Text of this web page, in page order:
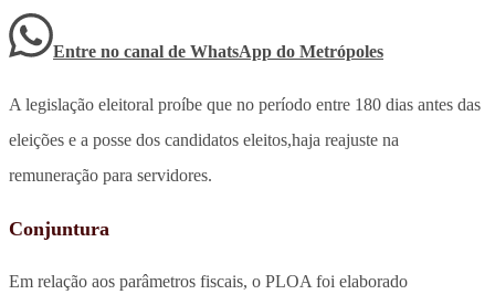
Entre no canal de WhatsApp do Metrópoles
A legislação eleitoral proíbe que no período entre 180 dias antes das
eleições e a posse dos candidatos eleitos,haja reajuste na
remuneração para servidores.
Conjuntura
Em relação aos parâmetros fiscais, o PLOA foi elaborado